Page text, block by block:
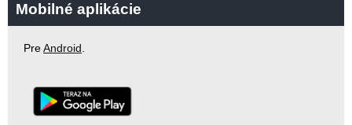
Mobilné aplikácie
PreAndroid.